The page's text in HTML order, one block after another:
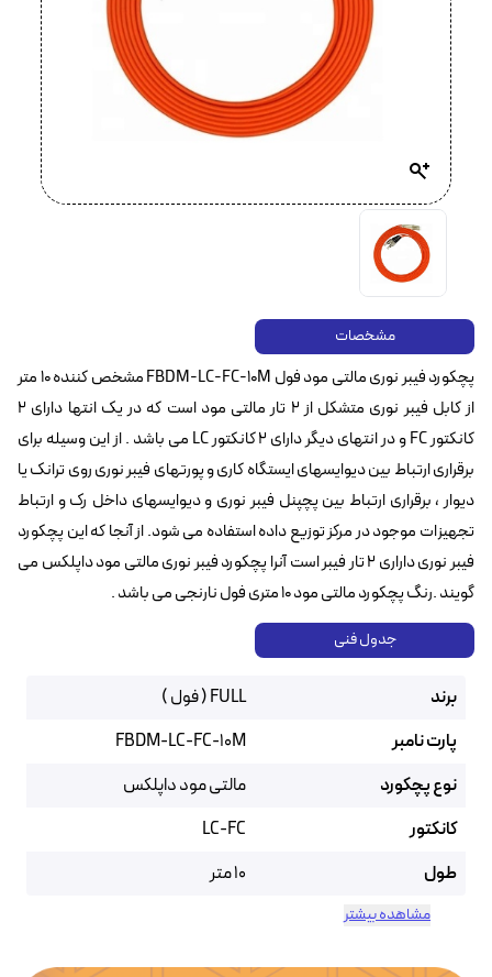
مشخصات
پچکورد فیبر نوری مالتی مود فول FBDM-LC-FC-10M مشخص کننده ۱۰ متر
از کابل فیبر نوری متشکل از ۲ تار مالتی مود است که در یک انتها دارای ۲
کانکتور FC و در انتهای دیگر دارای ۲ کانکتور LC می باشد . از این وسیله برای
برقراری ارتباط بین دیوایسهای ایستگاه کاری و پورتهای فیبر نوری روی ترانک یا
دیوار ، برقراری ارتباط بین پچپنل فیبر نوری و دیوایسهای داخل رک و ارتباط
تجهیزات موجود در مرکز توزیع داده استفاده می شود. از آنجا که این پچکورد
فیبر نوری داراری ۲ تار فیبر است آنرا پچکورد فیبر نوری مالتی مود داپلکس می
گویند .رنگ پچکورد مالتی مود ۱۰ متری فول نارنجی می باشد .
جدول فنی
برند
FULL ( فول )
پارت نامبر
FBDM-LC-FC-10M
نوع پچکورد
مالتی مود داپلکس
کانکتور
LC-FC
طول
10 متر
مشاهده بیشتر